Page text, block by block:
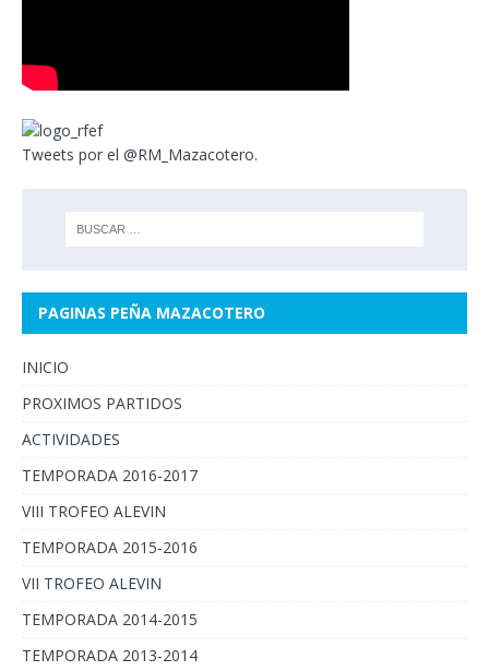
Tweets por el @RM_Mazacotero.
PAGINAS PEÑA MAZACOTERO
INICIO
PROXIMOS PARTIDOS
ACTIVIDADES
TEMPORADA 2016-2017
VIII TROFEO ALEVIN
TEMPORADA 2015-2016
VII TROFEO ALEVIN
TEMPORADA 2014-2015
TEMPORADA 2013-2014